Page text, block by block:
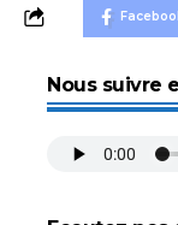
Nous suivre